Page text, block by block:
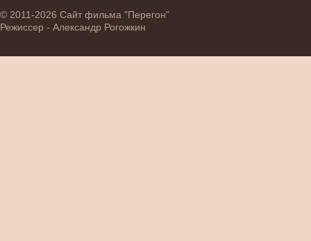
© 2011-2026 Сайт фильма "Перегон"
Режиссер - Александр Рогожкин